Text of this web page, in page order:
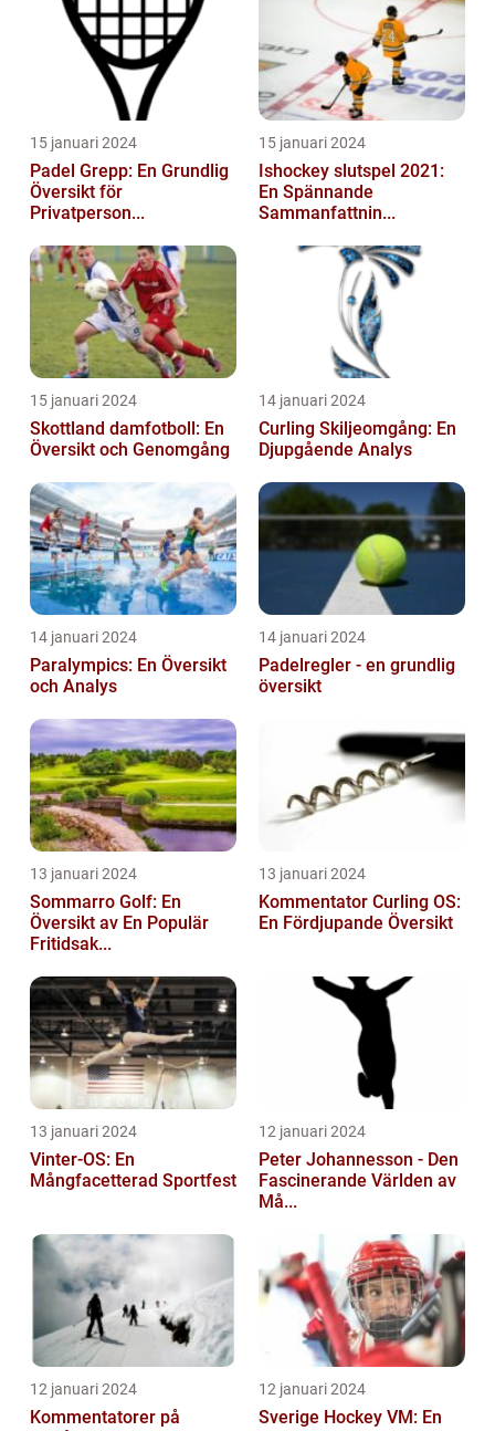
15 januari 2024
Padel Grepp: En Grundlig
Översikt för
Privatperson...
15 januari 2024
Ishockey slutspel 2021:
En Spännande
Sammanfattnin...
15 januari 2024
Skottland damfotboll: En
Översikt och Genomgång
14 januari 2024
Curling Skiljeomgång: En
Djupgående Analys
14 januari 2024
Paralympics: En Översikt
och Analys
14 januari 2024
Padelregler - en grundlig
översikt
13 januari 2024
Sommarro Golf: En
Översikt av En Populär
Fritidsak...
13 januari 2024
Kommentator Curling OS:
En Fördjupande Översikt
13 januari 2024
Vinter-OS: En
Mångfacetterad Sportfest
12 januari 2024
Peter Johannesson - Den
Fascinerande Världen av
Må...
12 januari 2024
Kommentatorer på
12 januari 2024
Sverige Hockey VM: En